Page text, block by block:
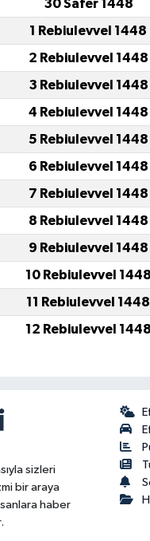
30 Safer 1448
1 Rebiulevvel 1448
2 Rebiulevvel 1448
3 Rebiulevvel 1448
4 Rebiulevvel 1448
5 Rebiulevvel 1448
6 Rebiulevvel 1448
7 Rebiulevvel 1448
8 Rebiulevvel 1448
9 Rebiulevvel 1448
10 Rebiulevvel 1448
11 Rebiulevvel 1448
12 Rebiulevvel 1448
sizleri
bir araya
haber